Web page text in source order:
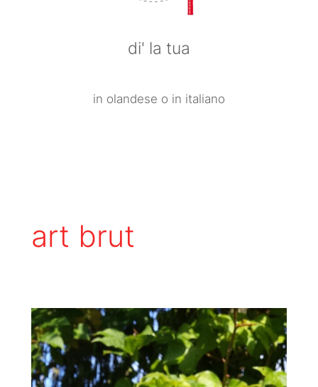
di' la tua
in olandese o in italiano
art brut